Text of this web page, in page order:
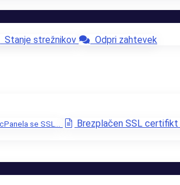
Stanje strežnikov Odpri zahtevek
se SSL... Brezplačen SSL certifikt